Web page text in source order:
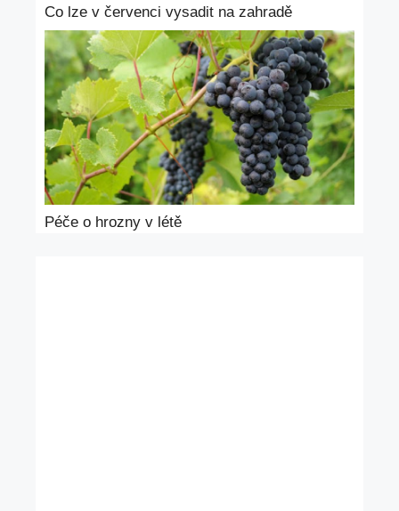
Co lze v červenci vysadit na zahradě
Péče o hrozny v létě